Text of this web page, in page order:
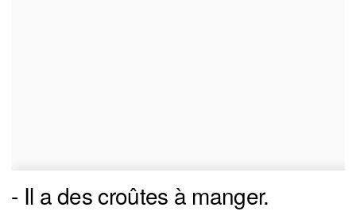
- Il a des croûtes à manger.